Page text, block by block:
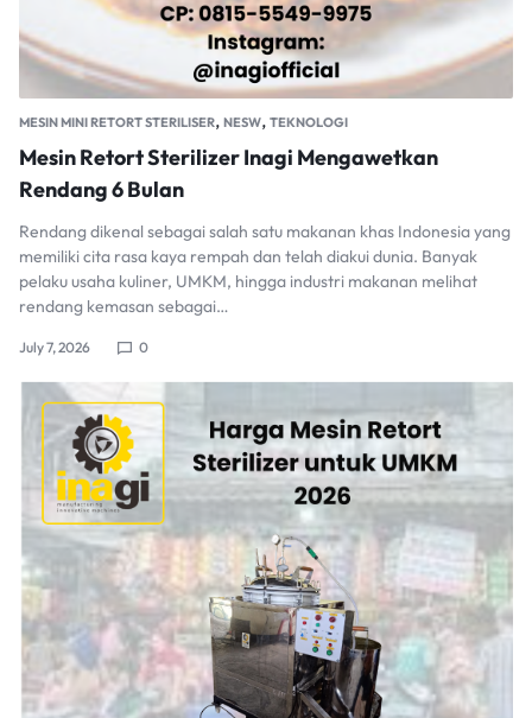
MESIN MINI RETORT STERILISER, NESW, TEKNOLOGI
Mesin Retort Sterilizer Inagi Mengawetkan
Rendang 6 Bulan
Rendang dikenal sebagai salah satu makanan khas Indonesia yang
memiliki cita rasa kaya rempah dan telah diakui dunia. Banyak
pelaku usaha kuliner, UMKM, hingga industri makanan melihat
rendang kemasan sebagai…
July 7, 2026 0